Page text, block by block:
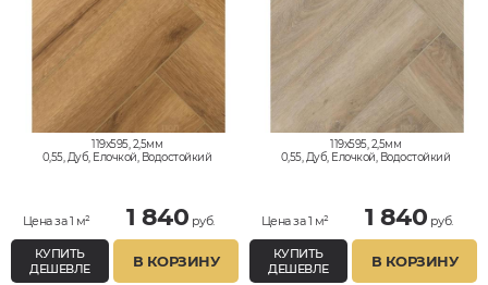
119x595, 2,5мм
0,55, Дуб, Елочкой, Водостойкий
Цена за 1 м² 1 840 руб.
КУПИТЬ
ДЕШЕВЛЕ
В КОРЗИНУ
119x595, 2,5мм
0,55, Дуб, Елочкой, Водостойкий
Цена за 1 м² 1 840 руб.
КУПИТЬ
ДЕШЕВЛЕ
В КОРЗИНУ